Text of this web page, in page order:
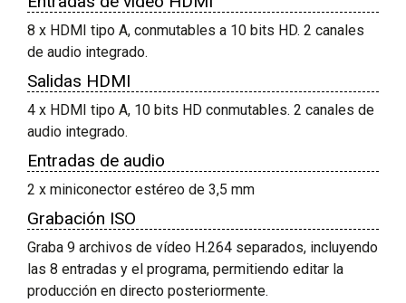
8 x HDMI tipo A, conmutables a 10 bits HD. 2 canales
de audio integrado.
Salidas HDMI
4 x HDMI tipo A, 10 bits HD conmutables. 2 canales de
audio integrado.
Entradas de audio
2 x miniconector estéreo de 3,5 mm
Grabación ISO
Graba 9 archivos de vídeo H.264 separados, incluyendo
las 8 entradas y el programa, permitiendo editar la
producción en directo posteriormente.